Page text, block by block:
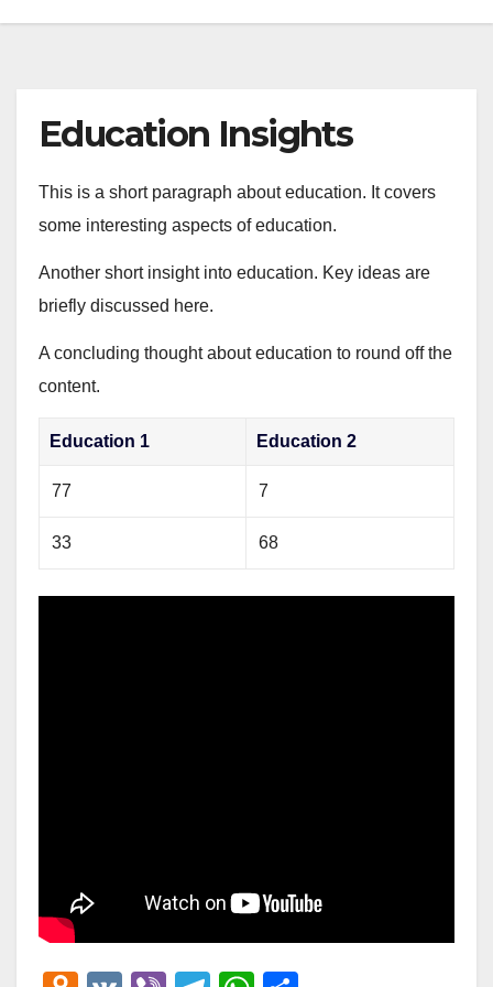
Education Insights
This is a short paragraph about education. It covers
some interesting aspects of education.
Another short insight into education. Key ideas are
briefly discussed here.
A concluding thought about education to round off the
content.
Education 1 Education 2
77 7
33 68